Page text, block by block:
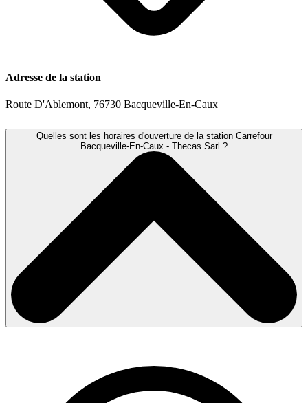
Adresse de la station
Route D'Ablemont, 76730 Bacqueville-En-Caux
Quelles sont les horaires d'ouverture de la station Carrefour
Bacqueville-En-Caux - Thecas Sarl ?